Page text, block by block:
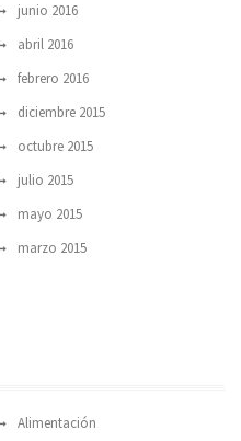
junio 2016
abril 2016
febrero 2016
diciembre 2015
octubre 2015
julio 2015
mayo 2015
marzo 2015
Alimentación